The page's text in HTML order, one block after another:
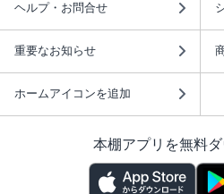
ヘルプ・お問合せ
重要なお知らせ
ホームアイコンを追加
本棚アプリを無料ダ